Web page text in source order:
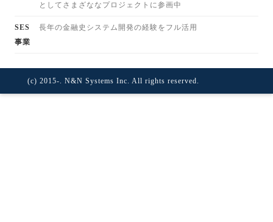
としてさまざななプロジェクトに参画中
SES
事業
長年の金融史システム開発の経験をフル活用
(c) 2015-. N&N Systems Inc. All rights reserved.